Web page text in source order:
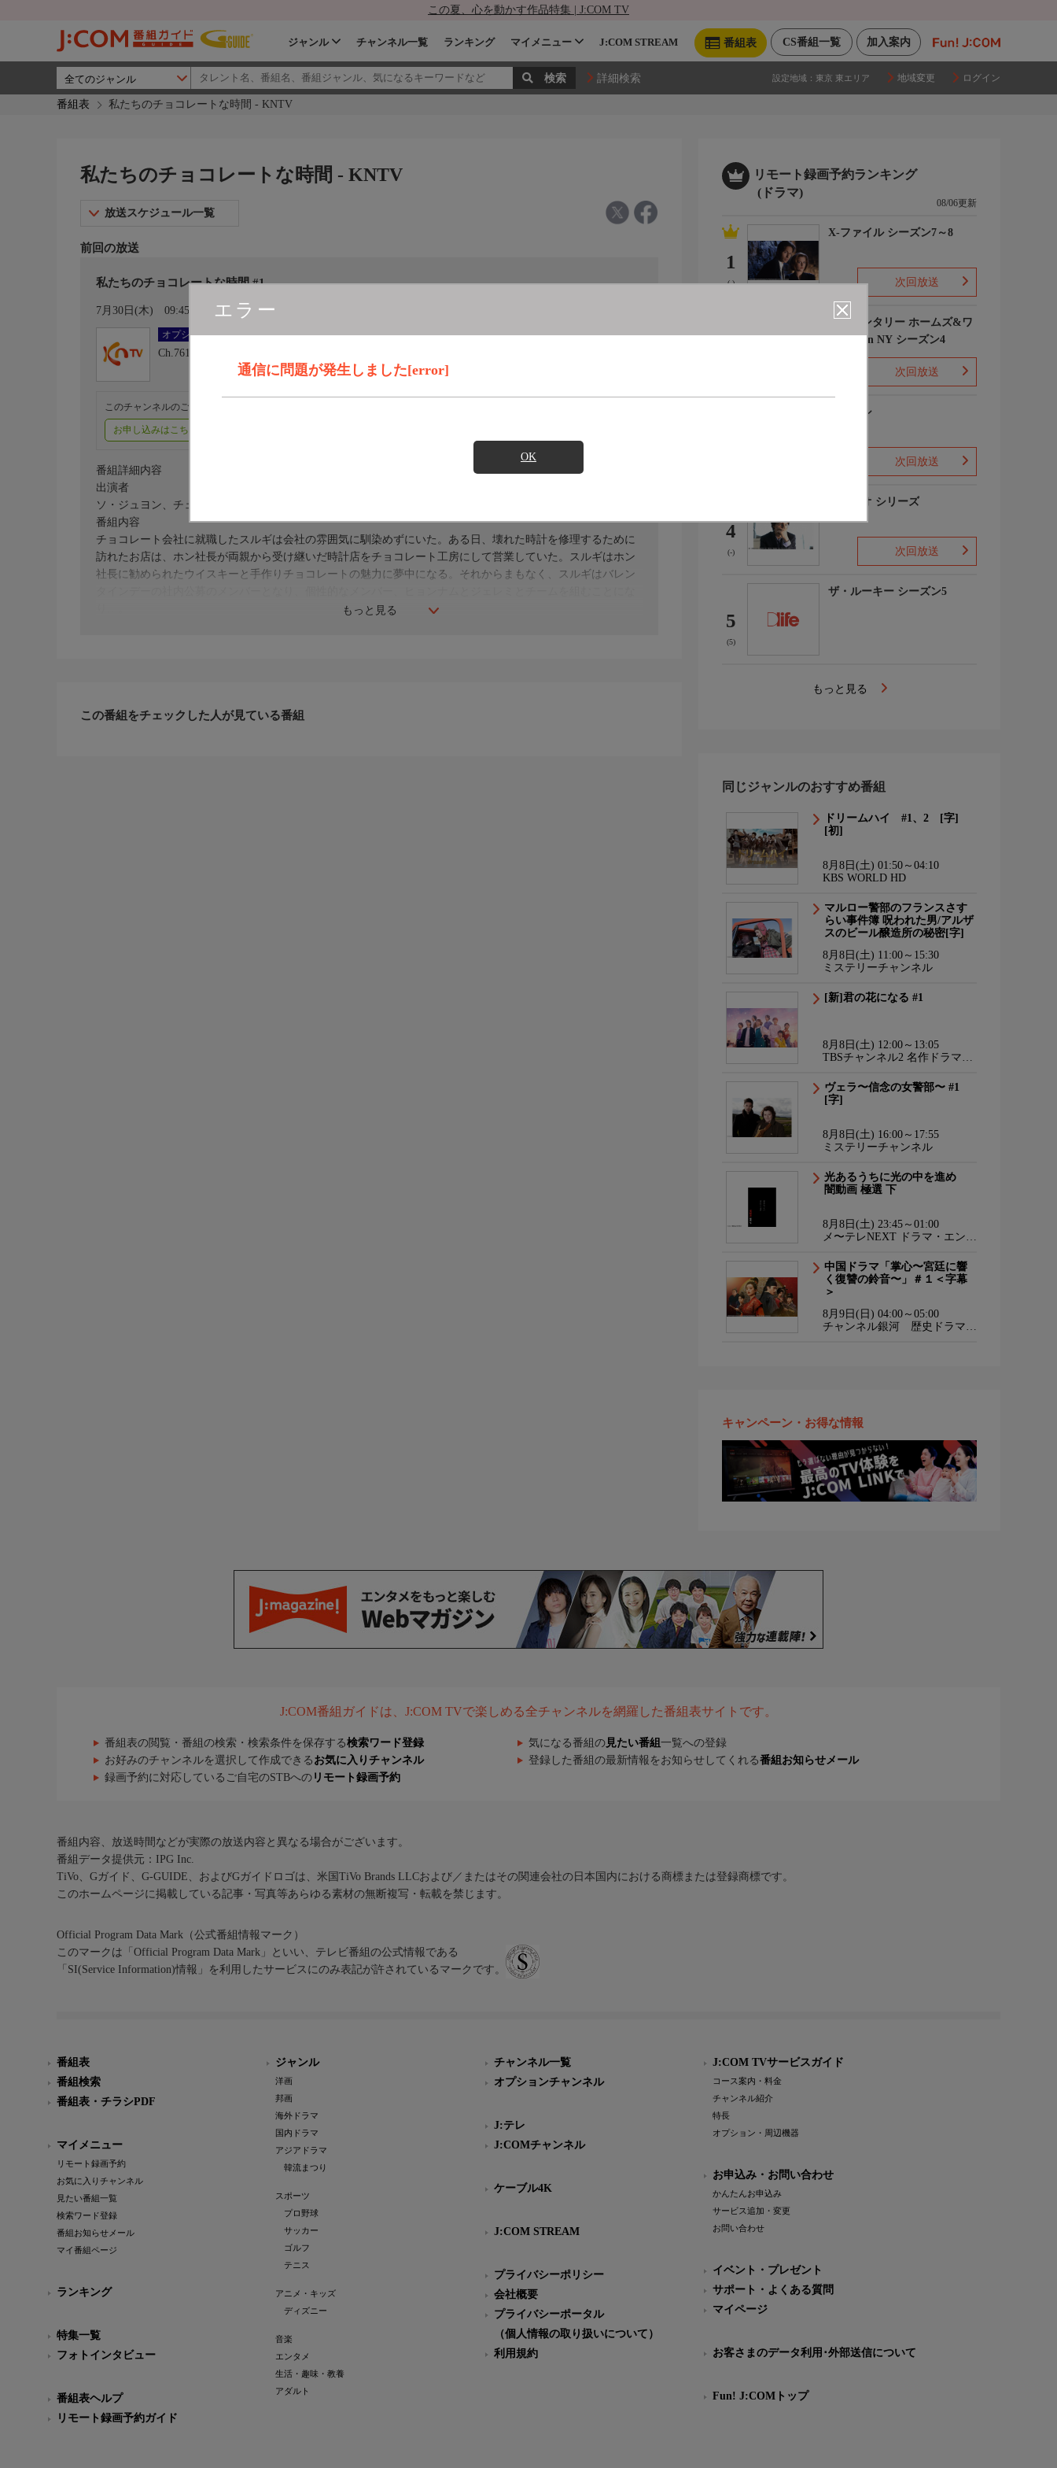
この夏、心を動かす作品特集 | J:COM TV
加入案内
CS番組一覧
番組表
ジャンル チャンネル一覧 ランキング マイメニュー J:COM STREAM
詳細検索 設定地域： 東京 東エリア 地域変更 ログイン
番組表 私たちのチョコレートな時間 - KNTV
エラー
通信に問題が発生しました[error]
OK
私たちのチョコレートな時間 - KNTV
放送スケジュール一覧
前回の放送
私たちのチョコレートな時間 #1
7月30日(木) 09:45〜10:55 カレンダー登録
オプション
Ch.761
このチャンネルのご視聴には、オプションチャンネル(有料)のご契約が必要となります。
お申し込みはこちら
もっと見る
番組詳細内容
出演者
ソ・ジュヨン、チェ・ウォニョン、コン・ソンハ、ソン・ジホほか
番組内容
チョコレート会社に就職したスルギは会社の雰囲気に馴染めずにいた。ある日、壊れた時計を修理するために
訪れたお店は、ホン社長が両親から受け継いだ時計店をチョコレート工房にして営業していた。スルギはホン
社長に勧められたウイスキーと手作りチョコレートの魅力に夢中になる。それからまもなく、スルギはバレン
この番組をチェックした人が見ている番組
リモート録画予約ランキング
(ドラマ)
08/06更新
1
(-)
X-ファイル シーズン7～8
次回放送
エレメンタリー ホームズ&ワ
トソン in NY シーズン4
次回放送
下山メシ
次回放送
4
(-)
ガリレオ シリーズ
次回放送
5
(5)
ザ・ルーキー シーズン5
もっと見る
同じジャンルのおすすめ番組
ドリームハイ #1、2 [字]
[初]
8月8日(土) 01:50～04:10
KBS WORLD HD
マルロー警部のフランスさす
らい事件簿 呪われた男/アルザ
スのビール醸造所の秘密[字]
8月8日(土) 11:00～15:30
ミステリーチャンネル
[新]君の花になる #1
8月8日(土) 12:00～13:05
TBSチャンネル2 名作ドラマ・
ヴェラ〜信念の女警部〜 #1
[字]
8月8日(土) 16:00～17:55
ミステリーチャンネル
光あるうちに光の中を進め
闇動画 極選 下
8月8日(土) 23:45～01:00
メ〜テレNEXT ドラマ・エンタ
中国ドラマ「掌心〜宮廷に響
く復讐の鈴音〜」＃１＜字幕
＞
8月9日(日) 04:00～05:00
チャンネル銀河 歴史ドラマ・
キャンペーン・お得な情報
J:COM番組ガイドは、J:COM TVで楽しめる全チャンネルを網羅した番組表サイトです。
番組表の閲覧・番組の検索・検索条件を保存する検索ワード登録 気になる番組の 見たい番組 一覧への登録
お好みのチャンネルを選択して作成できる お気に入りチャンネル 登録した番組の最新情報をお知らせしてくれる番組お知らせメール
録画予約に対応しているご自宅のSTBへの リモート録画予約
番組内容、放送時間などが実際の放送内容と異なる場合がございます。
番組データ提供元：IPG Inc.
TiVo、Gガイド、G-GUIDE、およびGガイドロゴは、米国TiVo Brands LLCおよび／またはその関連会社の日本国内における商標または登録商標です。
このホームページに掲載している記事・写真等あらゆる素材の無断複写・転載を禁じます。
Official Program Data Mark（公式番組情報マーク）
このマークは「Official Program Data Mark」といい、テレビ番組の公式情報である
「SI(Service Information)情報」を利用したサービスにのみ表記が許されているマークです。
番組表
番組検索
番組表・チラシPDF
マイメニュー
リモート録画予約
お気に入りチャンネル
見たい番組一覧
検索ワード登録
番組お知らせメール
マイ番組ページ
ランキング
特集一覧
フォトインタビュー
番組表ヘルプ
リモート録画予約ガイド
ジャンル
洋画
邦画
海外ドラマ
国内ドラマ
アジアドラマ
韓流まつり
スポーツ
プロ野球
サッカー
ゴルフ
テニス
アニメ・キッズ
ディズニー
音楽
エンタメ
生活・趣味・教養
アダルト
チャンネル一覧
オプションチャンネル
J:テレ
J:COMチャンネル
ケーブル4K
J:COM STREAM
プライバシーポリシー
会社概要
プライバシーポータル
（個人情報の取り扱いについて）
利用規約
J:COM TVサービスガイド
コース案内・料金
チャンネル紹介
特長
オプション・周辺機器
お申込み・お問い合わせ
かんたんお申込み
サービス追加・変更
お問い合わせ
イベント・プレゼント
サポート・よくある質問
マイページ
お客さまのデータ利用･外部送信について
Fun! J:COMトップ